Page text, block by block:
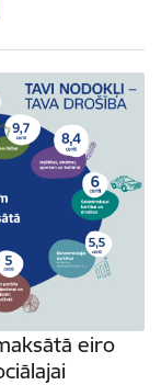
eiro